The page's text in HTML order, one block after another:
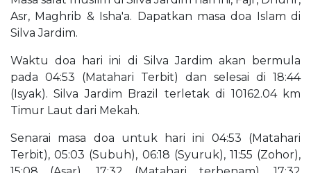
Asr, Maghrib & Isha'a. Dapatkan masa doa Islam di
Silva Jardim.
Waktu doa hari ini di Silva Jardim akan bermula
pada 04:53 (Matahari Terbit) dan selesai di 18:44
(Isyak). Silva Jardim Brazil terletak di 10162.04 km
Timur Laut dari Mekah.
Senarai masa doa untuk hari ini 04:53 (Matahari
Terbit), 05:03 (Subuh), 06:18 (Syuruk), 11:55 (Zohor),